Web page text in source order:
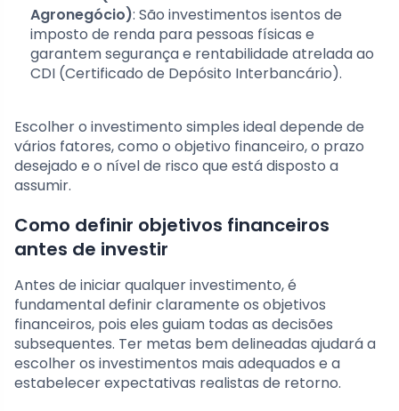
Agronegócio): São investimentos isentos de
imposto de renda para pessoas físicas e
garantem segurança e rentabilidade atrelada ao
CDI (Certificado de Depósito Interbancário).
Escolher o investimento simples ideal depende de
vários fatores, como o objetivo financeiro, o prazo
desejado e o nível de risco que está disposto a
assumir.
Como definir objetivos financeiros
antes de investir
Antes de iniciar qualquer investimento, é
fundamental definir claramente os objetivos
financeiros, pois eles guiam todas as decisões
subsequentes. Ter metas bem delineadas ajudará a
escolher os investimentos mais adequados e a
estabelecer expectativas realistas de retorno.